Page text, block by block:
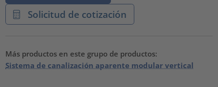
Solicitud de cotización
Más productos en este grupo de productos:
Sistema de canalización aparente modular vertical